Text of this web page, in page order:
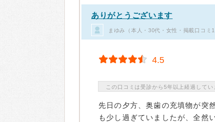
ありがとうございます
まゆみ（本人・30代・女性・掲載口コミ1
4.5
この口コミは受診から5年以上経過してい
先日の夕方、奥歯の充填物が突
も少し過ぎていましたが、全然